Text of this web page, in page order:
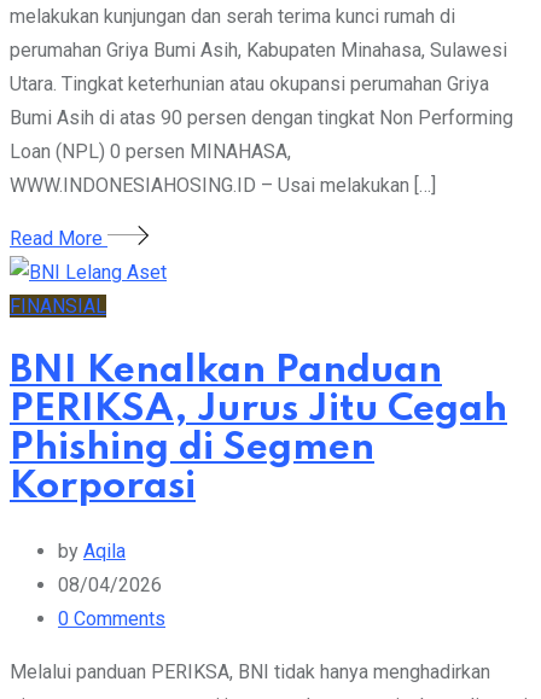
melakukan kunjungan dan serah terima kunci rumah di
perumahan Griya Bumi Asih, Kabupaten Minahasa, Sulawesi
Utara. Tingkat keterhunian atau okupansi perumahan Griya
Bumi Asih di atas 90 persen dengan tingkat Non Performing
Loan (NPL) 0 persen MINAHASA,
WWW.INDONESIAHOSING.ID – Usai melakukan […]
Read More
FINANSIAL
BNI Kenalkan Panduan
PERIKSA, Jurus Jitu Cegah
Phishing di Segmen
Korporasi
by Aqila
08/04/2026
0 Comments
Melalui panduan PERIKSA, BNI tidak hanya menghadirkan